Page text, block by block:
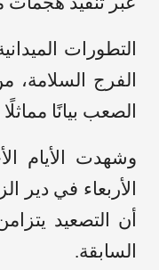
التطورات
الفرج السلامة،
الصعب بيانًا
وشهدت الأيام
الأربعاء في
أن التصعيد
السابقة.